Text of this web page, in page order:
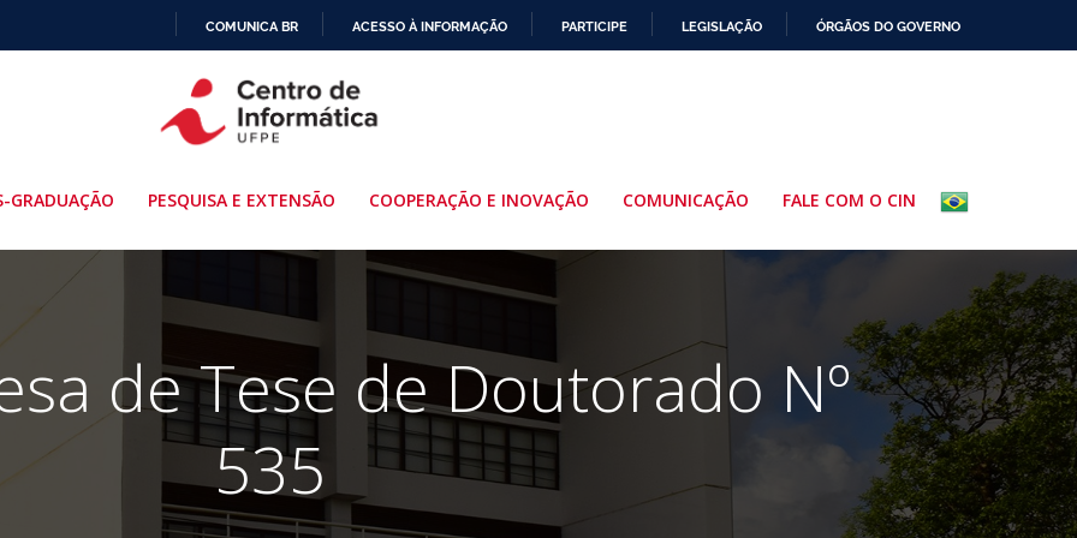
PARA
O
COMUNICA BR ACESSO À INFORMAÇÃO PARTICIPE LEGISLAÇÃO ÓRGÃOS DO GOVERNO
GRADUAÇÃO PESQUISA E EXTENSÃO COOPERAÇÃO E INOVAÇÃO COMUNICAÇÃO FALE COM O CIN
de Tese de Doutorado Nº
535